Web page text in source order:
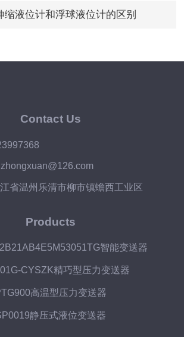
缩液位计和浮球液位计的区别
Contact Us
省温州乐清市柳市镇蟾西工业区
Products
智能变送器
CYSZK精巧型压力变送器
高温型压力变送器
静压式液位变送器